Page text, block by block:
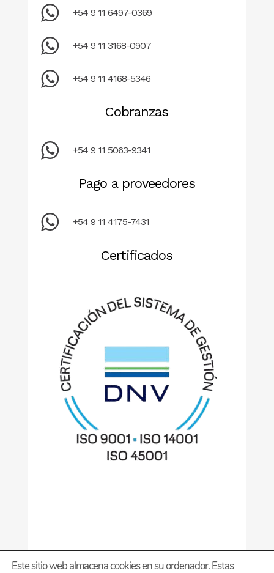
+54 9 11 6497-0369
+54 9 11 3168-0907
+54 9 11 4168-5346
Cobranzas
+54 9 11 5063-9341
Pago a proveedores
+54 9 11 4175-7431
Certificados
Este sitio web almacena cookies en su ordenador. Estas